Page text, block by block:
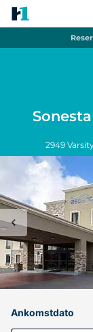
2949
Ankomstdato